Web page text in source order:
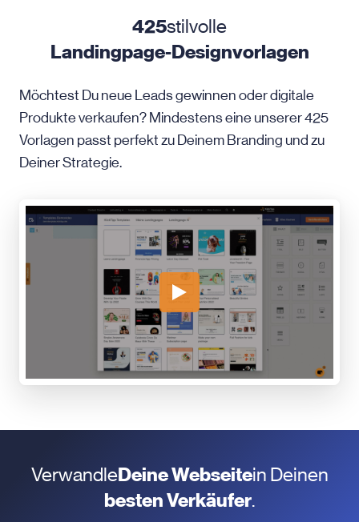
425stilvolle
Landingpage-Designvorlagen
Möchtest Du neue Leads gewinnen oder digitale
Produkte verkaufen? Mindestens eine unserer 425
Vorlagen passt perfekt zu Deinem Branding und zu
Deiner Strategie.
VerwandleDeine Webseitein Deinen
besten Verkäufer.